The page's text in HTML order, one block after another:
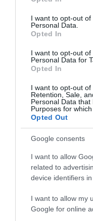
use your data for
consent section.
I want to opt-out
Personal Data.
Opted In
I want to opt-out
Personal Data for
Opted In
I want to opt-out of
Retention, Sale,
Personal Data
Purposes for
Opted Out
Google consents
I want to allow
related to
device identifiers in
I want to allow my
Google for online
Május 27. és június
izgalmas
péntek esti
pezsgővel, majd a
kicsiknek és
zenével, ajándék
főzéssel,
AndrásExecutive
hozza vissza a „best
ettől a héttől
ünnepi hét azonban
különleges
számára!
Émile
csapata
alatt elértek, így